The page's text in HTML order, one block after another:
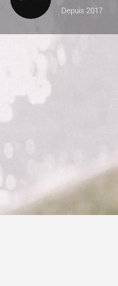
Depuis 2017
MK2 l MILE END
moyen termes
création
MK2 l MILE END